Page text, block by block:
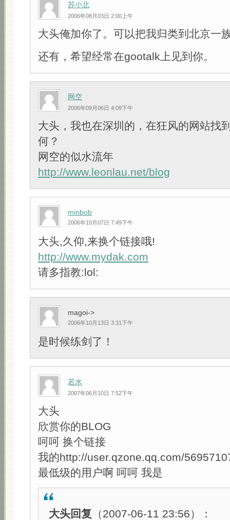
苏小北
2006年08月03日 2:00上午
大头俺加你了。可以把我归类到北京一
还有，希望经常在gootalk上见到你。
网空
2006年09月06日 4:09下午
大头，我也在深圳的，在狂风的网站找
何？
网空的似水流年
http://www.leonlau.net/blog
minbob
2006年10月07日 7:49下午
大头,久仰,来换个链接哦!
http://www.mydak.com
请多指教:lol:
magoi->
2006年10月13日 3:31下午
是时候练剑了！
若水
2007年06月10日 7:52下午
大头
欣赏你的BLOG
呵呵 换个链接
我的http://user.qzone.qq.com/
最低级的用户啊 呵呵 我是
大头回复 （2007-06-11 23:56）：